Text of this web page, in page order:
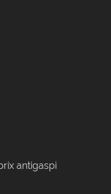
antigaspi